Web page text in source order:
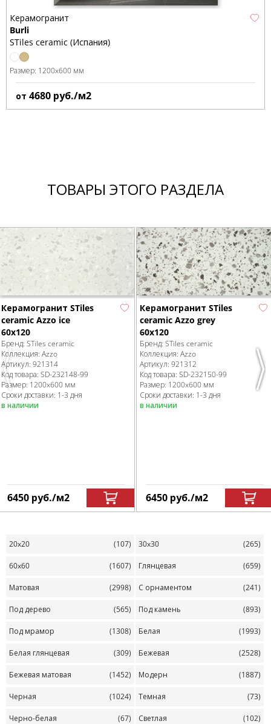
Керамогранит
Burli
STiles ceramic (Испания)
Размер: 1200x600 мм
от 4680 руб./м2
ТОВАРЫ ЭТОГО РАЗДЕЛА
Previous
Керамогранит STiles
ceramic Azzo ice
60х120
Бренд: STiles ceramic
Коллекция: Azzo
Артикул: 921314
Код товара: SD-232148-99
Размер: 1200x600 мм
Сроки доставки: 1-3 дня
в наличии
6450 руб./м2
Керамогранит STiles
ceramic Azzo grey
60х120
Бренд: STiles ceramic
Коллекция: Azzo
Артикул: 921312
Код товара: SD-232150-99
Размер: 1200x600 мм
Сроки доставки: 1-3 дня
в наличии
6450 руб./м2
20x20 (107) 30x30 (265)
60x60 (1607) Глянцевая (659)
Матовая (2998) С орнаментом (241)
Под дерево (565) Под камень (893)
Под мрамор (1308) Белая (1993)
Белая глянцевая (309) Бежевая (2528)
Бежевая матовая (1452) Модерн (1887)
Черная (1024) Темная (73)
Черно-белая (67) Светлая (102)